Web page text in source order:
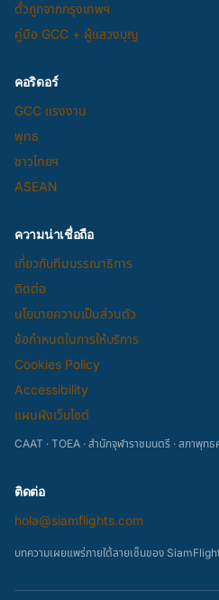
ตั๋วถูกจากกรุงเทพฯ
คู่มือ GCC + ผู้แสวงบุญ
คอริดอร์
GCC แรงงาน
พุทธ
ชาวไทยฯ
ASEAN
ความน่าเชื่อถือ
เกี่ยวกับทีมบรรณาธิการ
ติดต่อ
นโยบายความเป็นส่วนตัว
ข้อกำหนดในการให้บริการ
Cookies Policy
Accessibility
แผนผังเว็บไซต์
CAAT · TOEA · สำนักจุฬาราชมนตรี · สภาพุท
ติดต่อ
hola@siamflights.com
บทความเผยแพร่ภายใต้ลายเซ็นของ